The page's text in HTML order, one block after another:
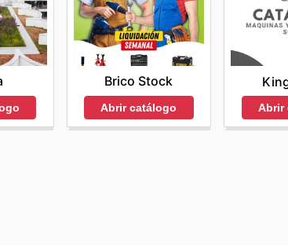
Brico Stock
Abrir catálogo Abrir